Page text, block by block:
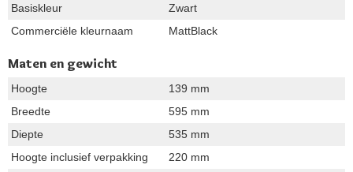
Basiskleur
Zwart
Commerciële kleurnaam
MattBlack
Maten en gewicht
Hoogte
139 mm
Breedte
595 mm
Diepte
535 mm
Hoogte inclusief verpakking
220 mm